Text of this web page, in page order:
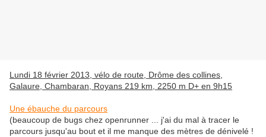
Lundi 18 février 2013, vélo de route, Drôme des collines,
Galaure, Chambaran, Royans 219 km, 2250 m D+ en 9h15
Une ébauche du parcours
(beaucoup de bugs chez openrunner ... j'ai du mal à tracer le
parcours jusqu'au bout et il me manque des mètres de dénivelé !